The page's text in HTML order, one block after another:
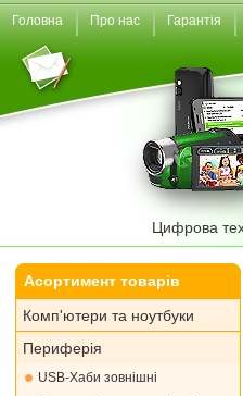
Головна Про нас Гарантія
Цифрова
Асортимент товарів
Комп'ютери та ноутбуки
Периферія
USB-Хаби зовнішні